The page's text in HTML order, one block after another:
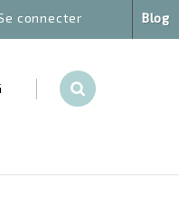
Blog
connecter